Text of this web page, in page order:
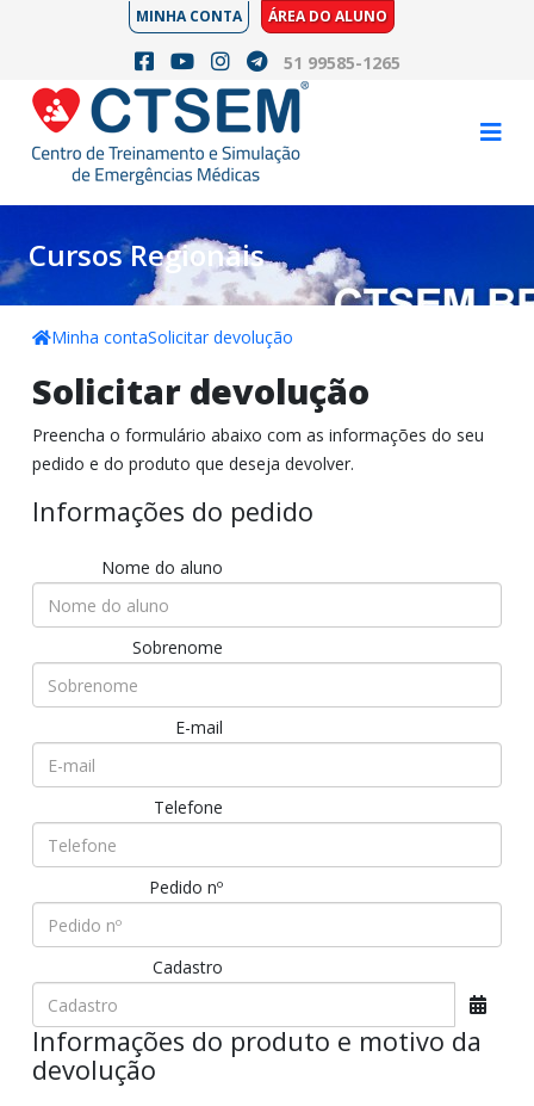
MINHA CONTA ÁREA DO ALUNO
51 99585-1265
Cursos Regionais
Minha contaSolicitar devolução
Solicitar devolução
Preencha o formulário abaixo com as informações do seu
pedido e do produto que deseja devolver.
Informações do pedido
Nome do aluno
Sobrenome
E-mail
Telefone
Pedido nº
Cadastro
Informações do produto e motivo da
devolução